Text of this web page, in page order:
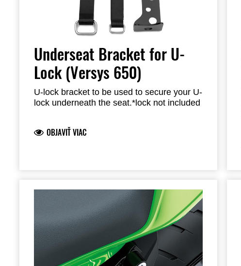
Underseat Bracket for U-
Lock (Versys 650)
U-lock bracket to be used to secure your U-
lock underneath the seat.*lock not included
OBJAVIŤ VIAC